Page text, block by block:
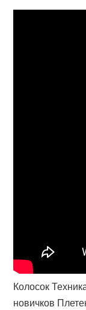
Колосок
новичков